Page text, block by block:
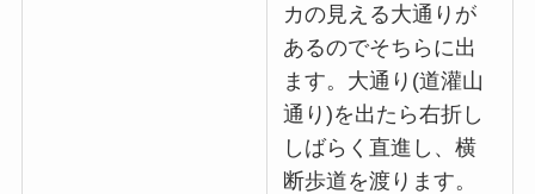
カの見える大通りが
あるのでそちらに出
ます。大通り(道灌山
通り)を出たら右折し
しばらく直進し、横
断歩道を渡ります。